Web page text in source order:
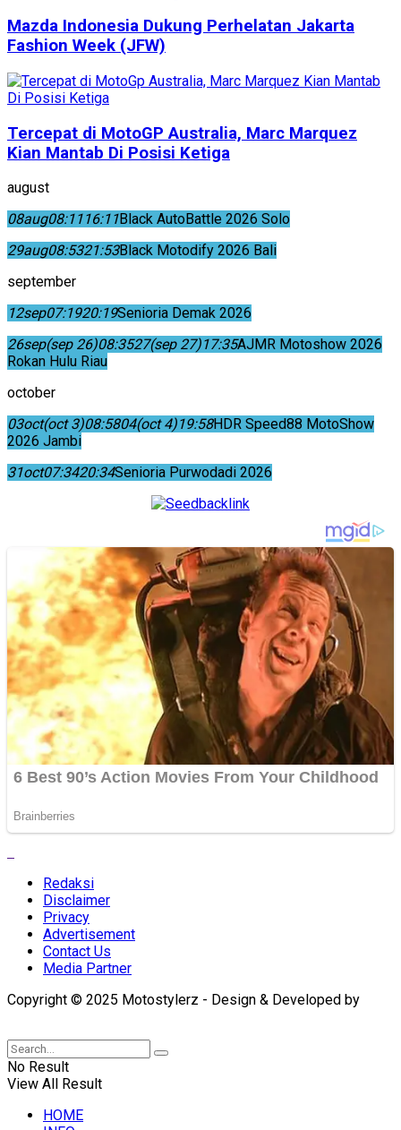
Mazda Indonesia Dukung Perhelatan Jakarta
Fashion Week (JFW)
Tercepat di MotoGP Australia, Marc Marquez
Kian Mantab Di Posisi Ketiga
august
08aug08:1116:11Black AutoBattle 2026 Solo
29aug08:5321:53Black Motodify 2026 Bali
september
12sep07:1920:19Senioria Demak 2026
26sep(sep 26)08:3527(sep 27)17:35AJMR Motoshow 2026
Rokan Hulu Riau
october
03oct(oct 3)08:5804(oct 4)19:58HDR Speed88 MotoShow
2026 Jambi
31oct07:3420:34Senioria Purwodadi 2026
Redaksi
Disclaimer
Privacy
Advertisement
Contact Us
Media Partner
Copyright © 2025 Motostylerz - Design & Developed by
No Result
View All Result
HOME